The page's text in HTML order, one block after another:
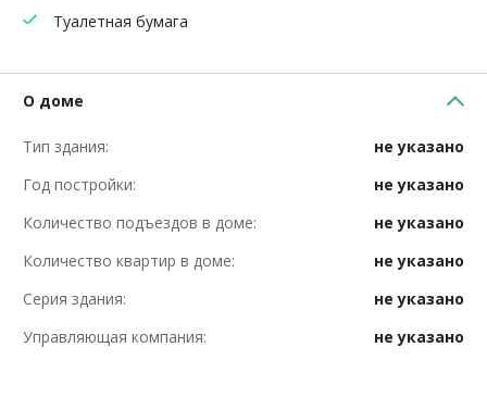
Туалетная бумага
О доме
Тип здания:
не указано
Год постройки:
не указано
Количество подъездов в доме:
не указано
Количество квартир в доме:
не указано
Серия здания:
не указано
Управляющая компания:
не указано